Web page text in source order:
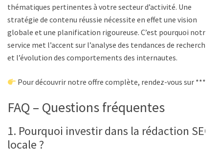
thématiques pertinentes à votre secteur d’activité. Une
stratégie de contenu réussie nécessite en effet une vision
globale et une planification rigoureuse. C’est pourquoi notre
service met l’accent sur l’analyse des tendances de recherche
et l’évolution des comportements des internautes.
Pour découvrir notre offre complète, rendez-vous sur ****.
FAQ – Questions fréquentes
1. Pourquoi investir dans la rédaction SEO
locale ?